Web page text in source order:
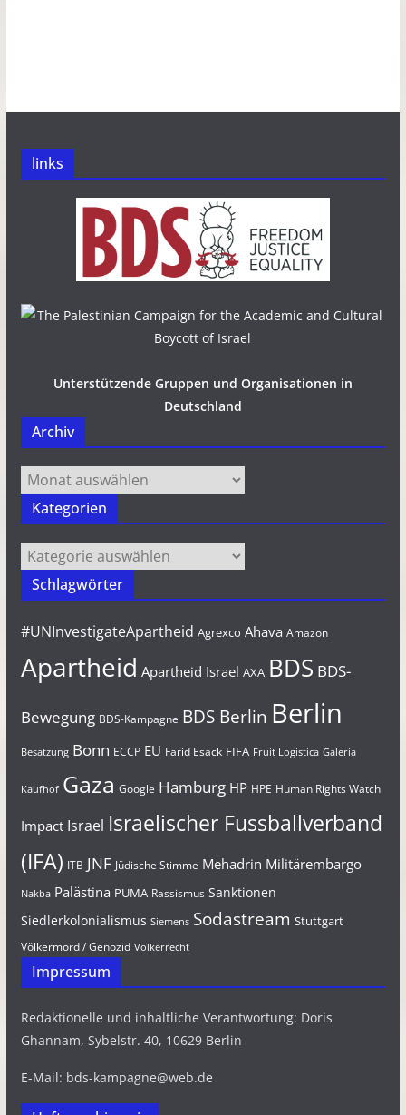
links
Unterstützende Gruppen und Organisationen in
Deutschland
Archiv
Archiv
Kategorien
Kategorien
Schlagwörter
#UNInvestigateApartheid Agrexco Ahava Amazon
Apartheid Apartheid Israel AXA BDS BDS-
Bewegung BDS-Kampagne BDS Berlin Berlin
Besatzung Bonn ECCP EU Farid Esack FIFA Fruit Logistica Galeria
Kaufhof Gaza Google Hamburg HP HPE Human Rights Watch
Impact Israel Israelischer Fussballverband
(IFA) ITB JNF Jüdische Stimme Mehadrin Militärembargo
Nakba Palästina PUMA Rassismus Sanktionen
Siedlerkolonialismus Siemens Sodastream Stuttgart
Völkermord / Genozid Völkerrecht
Impressum
Redaktionelle und inhaltliche Verantwortung: Doris
Ghannam, Sybelstr. 40, 10629 Berlin
E-Mail: bds-kampagne@web.de